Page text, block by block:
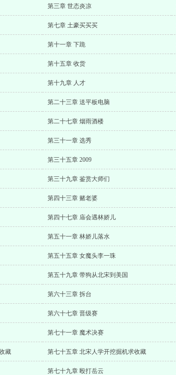
第三章 世态炎凉
第七章 土豪买买买
第十一章 下跪
第十五章 收货
第十九章 人才
第二十三章 送平板电脑
第二十七章 烟雨酒楼
第三十一章 选秀
第三十五章 2009
第三十九章 鉴赏大师们
第四十三章 赌老婆
第四十七章 庙会遇林娇儿
第五十一章 林娇儿落水
第五十五章 女魔头李一珠
第五十九章 带狗从北宋到美国
第六十三章 拆台
第六十七章 晋级赛
第七十一章 魔术决赛
藏 第七十五章 北宋人学开挖掘机求收藏
第七十九章 殴打岳云